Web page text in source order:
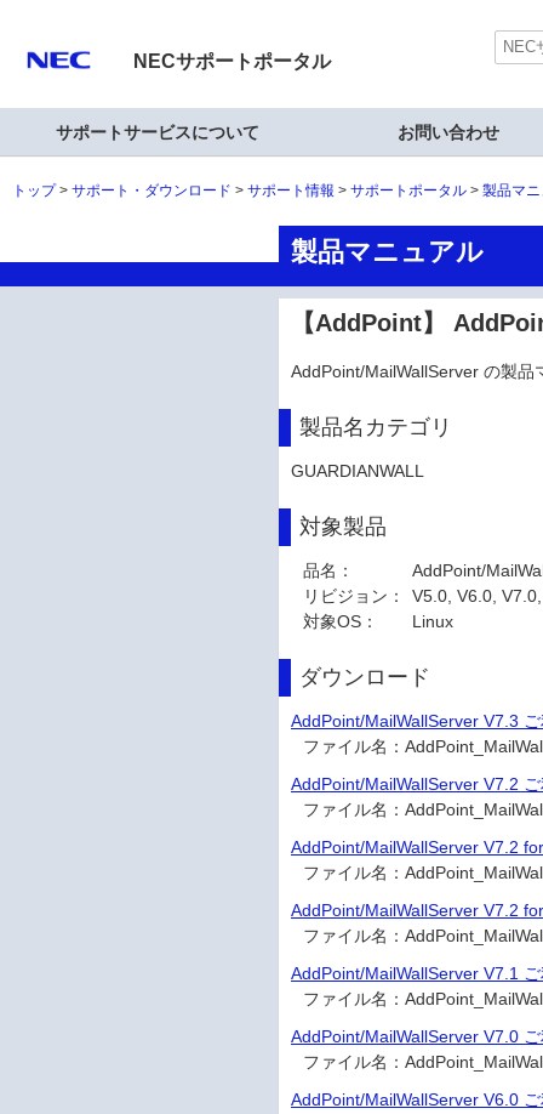
NECサポートポータル
サポートサービスについて お問い合わせ
トップ サポート・ダウンロード サポート情報 サポートポータル 製品マ
製品マニュアル
【AddPoint】
AddPoint/MailWallServer の製品
製品名カテゴリ
GUARDIANWALL
対象製品
品名：
AddPoint/
リビジョン：
V5.0, V6.0,
対象OS：
Linux
ダウンロード
AddPoint/MailWallServer V7.3
ファイル名：
AddPoint/MailWallServer V7.2
ファイル名：
AddPoint/MailWallServer V7.2
ファイル名：
AddPoint/MailWallServer V7.2
ファイル名：
AddPoint/MailWallServer V7.1
ファイル名：
AddPoint/MailWallServer V7.0
ファイル名：
AddPoint/MailWallServer V6.0